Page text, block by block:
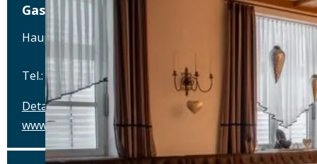
Gasthof Sonne
Hauptstraße 56, 89423 Gundelfingen
Tel.: Tel.: 09073-7334
Details
www.sonne-gundelfingen.de